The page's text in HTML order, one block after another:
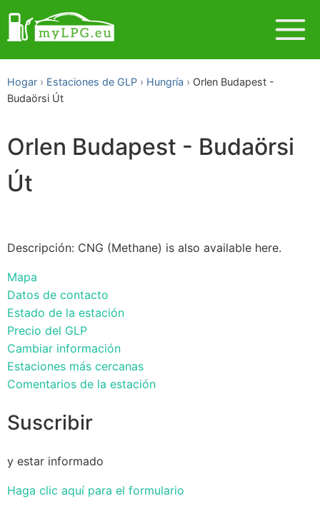
Hogar Estaciones de GLP Hungría
Orlen Budapest -
Budaörsi Út
Orlen Budapest - Budaörsi
Út
Descripción: CNG (Methane) is also available here.
Mapa
Datos de contacto
Estado de la estación
Precio del GLP
Cambiar información
Estaciones más cercanas
Comentarios de la estación
Suscribir
y estar informado
Haga clic aquí para el formulario